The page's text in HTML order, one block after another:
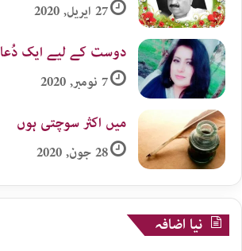
27 اپریل, 2020
دوست کے لیے ایک دُعا
7 نومبر, 2020
میں اکثر سوچتی ہوں
28 جون, 2020
نیا اضافہ